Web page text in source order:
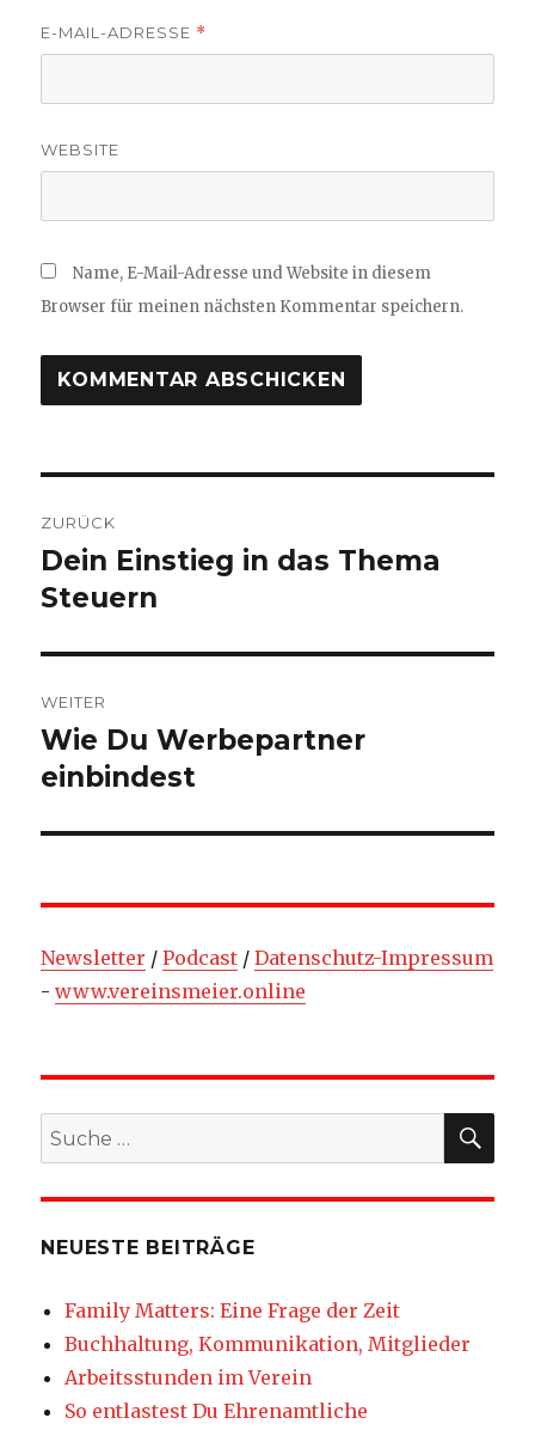
E-MAIL-ADRESSE *
WEBSITE
Name, E-Mail-Adresse und Website in diesem
Browser für meinen nächsten Kommentar speichern.
ZURÜCK
Vorheriger
Beitrag:
Dein Einstieg in das Thema
Steuern
WEITER
Nächster
Beitrag:
Wie Du Werbepartner
einbindest
Newsletter /Podcast /Datenschutz-Impressum
-www.vereinsmeier.online
Suche
nach:
NEUESTE BEITRÄGE
Family Matters: Eine Frage der Zeit
Buchhaltung, Kommunikation, Mitglieder
Arbeitsstunden im Verein
So entlastest Du Ehrenamtliche